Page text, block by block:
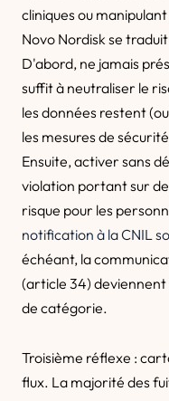
cliniques ou
Novo Nordisk se
D'abord, ne jamais
suffit à neutraliser le
les données restent
les mesures de
Ensuite, activer sans
violation portant sur
risque pour les
notification à la CNIL
échéant, la
(article 34) deviennent
de catégorie.
Troisième réflexe :
flux. La majorité des